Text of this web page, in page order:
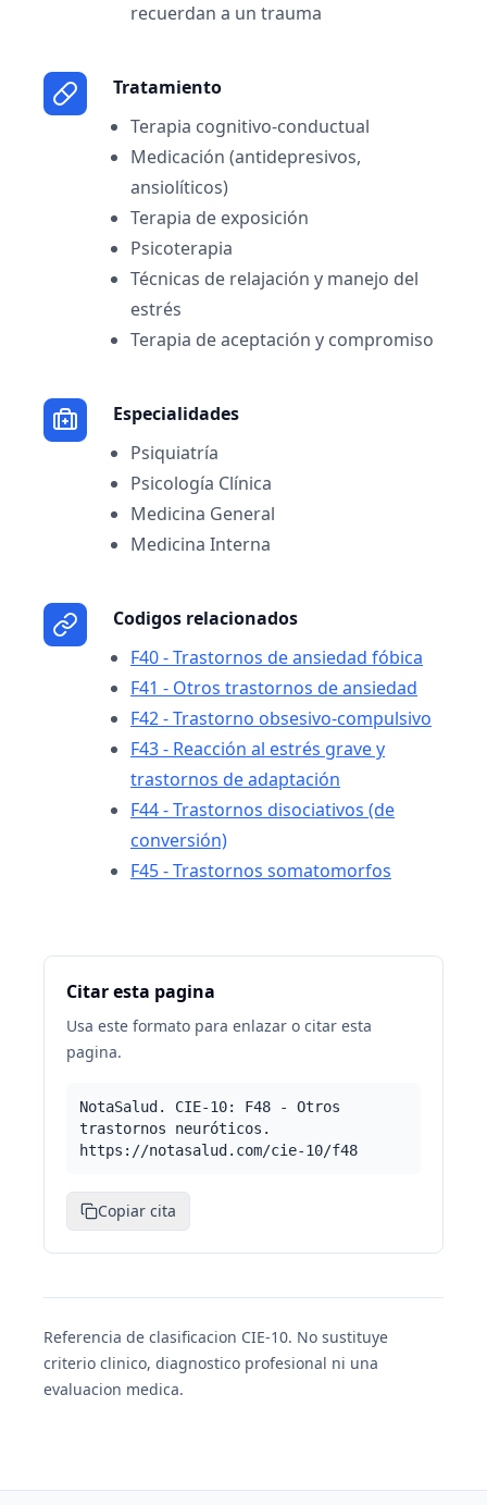
recuerdan a un trauma
Tratamiento
Terapia cognitivo-conductual
Medicación (antidepresivos,
ansiolíticos)
Terapia de exposición
Psicoterapia
Técnicas de relajación y manejo del
estrés
Terapia de aceptación y compromiso
Especialidades
Psiquiatría
Psicología Clínica
Medicina General
Medicina Interna
Codigos relacionados
F40 - Trastornos de ansiedad fóbica
F41 - Otros trastornos de ansiedad
F42 - Trastorno obsesivo-compulsivo
F43 - Reacción al estrés grave y
trastornos de adaptación
F44 - Trastornos disociativos (de
conversión)
F45 - Trastornos somatomorfos
Citar esta pagina
Usa este formato para enlazar o citar esta
pagina.
NotaSalud. CIE-10: F48 - Otros
trastornos neuróticos.
https://notasalud.com/cie-10/f48
Copiar cita
Referencia de clasificacion CIE-10. No sustituye
criterio clinico, diagnostico profesional ni una
evaluacion medica.